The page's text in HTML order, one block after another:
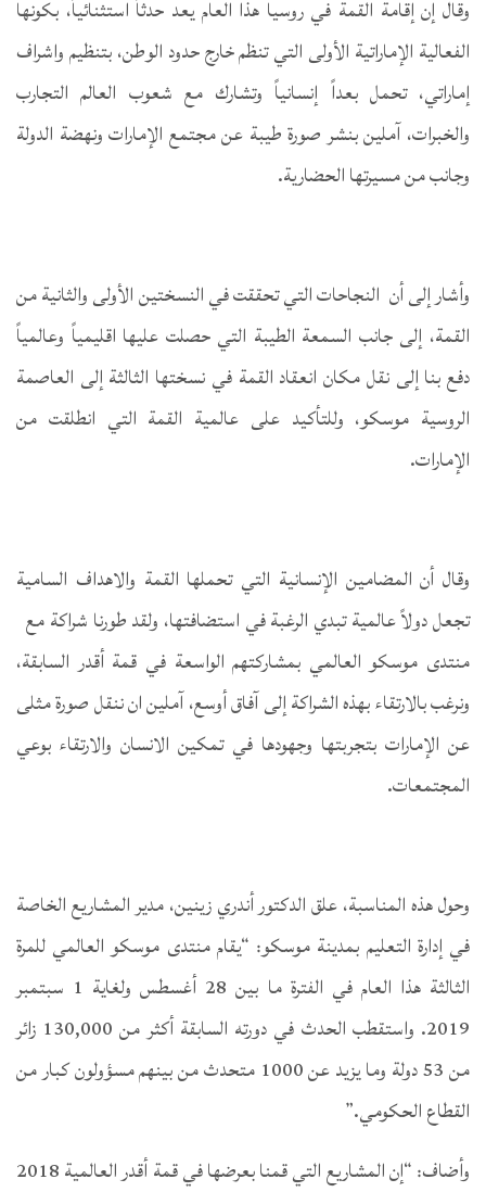
وقال إن إقامة القمة في روسيا هذا العام يعد حدثاً استثنائياً، بكونها
الفعالية الإماراتية الأولى التي تنظم خارج حدود الوطن، بتنظيم واشراف
إماراتي، تحمل بعداً إنسانياً وتشارك مع شعوب العالم التجارب
والخبرات، آملين بنشر صورة طيبة عن مجتمع الإمارات ونهضة الدولة
وجانب من مسيرتها الحضارية.
وأشار إلى أن النجاحات التي تحققت في النسختين الأولى والثانية من
القمة، إلى جانب السمعة الطيبة التي حصلت عليها اقليمياً وعالمياً
دفع بنا إلى نقل مكان انعقاد القمة في نسختها الثالثة إلى العاصمة
الروسية موسكو، وللتأكيد على عالمية القمة التي انطلقت من
الإمارات.
وقال أن المضامين الإنسانية التي تحملها القمة والاهداف السامية
تجعل دولاً عالمية تبدي الرغبة في استضافتها، ولقد طورنا شراكة مع
منتدى موسكو العالمي بمشاركتهم الواسعة في قمة أقدر السابقة،
ونرغب بالارتقاء بهذه الشراكة إلى آفاق أوسع، آملين ان ننقل صورة مثلى
عن الإمارات بتجربتها وجهودها في تمكين الانسان والارتقاء بوعي
المجتمعات.
وحول هذه المناسبة، علق الدكتور أندري زينين، مدير المشاريع الخاصة
في إدارة التعليم بمدينة موسكو: “يقام منتدى موسكو العالمي للمرة
الثالثة هذا العام في الفترة ما بين 28 أغسطس ولغاية 1 سبتمبر
2019. واستقطب الحدث في دورته السابقة أكثر من 130,000 زائر
من 53 دولة وما يزيد عن 1000 متحدث من بينهم مسؤولون كبار من
القطاع الحكومي.”
وأضاف: “إن المشاريع التي قمنا بعرضها في قمة أقدر العالمية 2018